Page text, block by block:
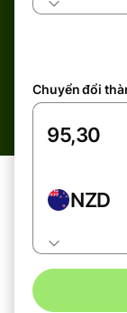
Chuyển đổi
NZD